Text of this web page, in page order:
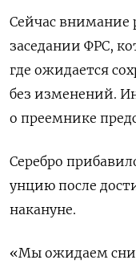
Сейчас внимание
заседании ФРС,
где ожидается
без изменений.
о преемнике
Серебро
унцию после
накануне.
«Мы ожидаем